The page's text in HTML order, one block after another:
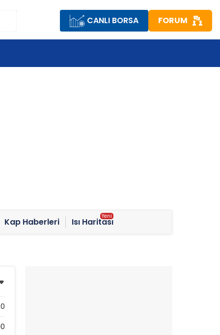
CANLI BORSA FORUM
Kap Haberleri Isı Haritası
0